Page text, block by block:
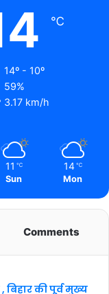
℃
14º - 10º
59%
3.17 km/h
11 ℃
Sun
14 ℃
Mon
Comments
की पूर्व मुख्य